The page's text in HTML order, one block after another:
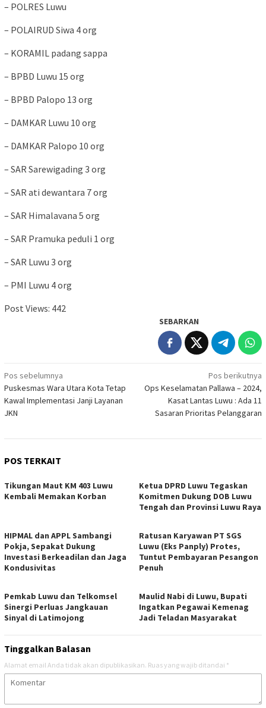
– POLRES Luwu
– POLAIRUD Siwa 4 org
– KORAMIL padang sappa
– BPBD Luwu 15 org
– BPBD Palopo 13 org
– DAMKAR Luwu 10 org
– DAMKAR Palopo 10 org
– SAR Sarewigading 3 org
– SAR ati dewantara 7 org
– SAR Himalavana 5 org
– SAR Pramuka peduli 1 org
– SAR Luwu 3 org
– PMI Luwu 4 org
Post Views: 442
SEBARKAN
Navigasi
pos
Pos sebelumnya
Puskesmas Wara Utara Kota Tetap
Kawal Implementasi Janji Layanan
JKN
Pos berikutnya
Ops Keselamatan Pallawa – 2024,
Kasat Lantas Luwu : Ada 11
Sasaran Prioritas Pelanggaran
POS TERKAIT
Tikungan Maut KM 403 Luwu
Kembali Memakan Korban
Ketua DPRD Luwu Tegaskan
Komitmen Dukung DOB Luwu
Tengah dan Provinsi Luwu Raya
HIPMAL dan APPL Sambangi
Pokja, Sepakat Dukung
Investasi Berkeadilan dan Jaga
Kondusivitas
Ratusan Karyawan PT SGS
Luwu (Eks Panply) Protes,
Tuntut Pembayaran Pesangon
Penuh
Pemkab Luwu dan Telkomsel
Sinergi Perluas Jangkauan
Sinyal di Latimojong
Maulid Nabi di Luwu, Bupati
Ingatkan Pegawai Kemenag
Jadi Teladan Masyarakat
Tinggalkan Balasan
Alamat email Anda tidak akan dipublikasikan. Ruas yang wajib ditandai *